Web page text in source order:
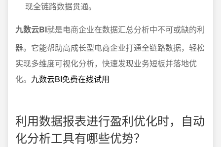
现全链路数据贯通。
九数云BI就是电商企业在数据汇总分析中不可或缺的利
器。它能帮助高成长型电商企业打通全链路数据，轻松
实现多维度可视化分析，快速发现业务短板并落地优
化。 九数云BI免费在线试用
利用数据报表进行盈利优化时，自动
化分析工具有哪些优势？